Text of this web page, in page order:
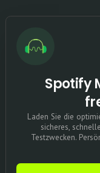
Spotify
Laden Sie die
sicheres,
Testzwecken.